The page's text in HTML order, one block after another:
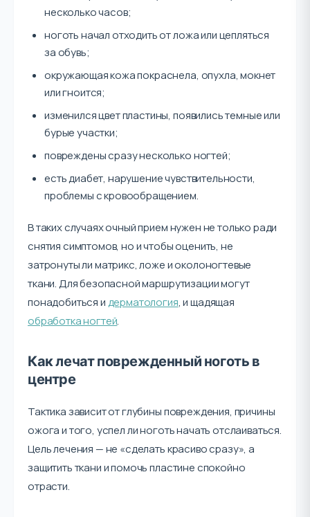
несколько часов;
ноготь начал отходить от ложа или цепляться
за обувь;
окружающая кожа покраснела, опухла, мокнет
или гноится;
изменился цвет пластины, появились темные или
бурые участки;
повреждены сразу несколько ногтей;
есть диабет, нарушение чувствительности,
проблемы с кровообращением.
В таких случаях очный прием нужен не только ради
снятия симптомов, но и чтобы оценить, не
затронуты ли матрикс, ложе и околоногтевые
ткани. Для безопасной маршрутизации могут
понадобиться идерматология, и щадящая
обработка ногтей.
Как лечат поврежденный ноготь в
центре
Тактика зависит от глубины повреждения, причины
ожога и того, успел ли ноготь начать отслаиваться.
Цель лечения — не «сделать красиво сразу», а
защитить ткани и помочь пластине спокойно
отрасти.